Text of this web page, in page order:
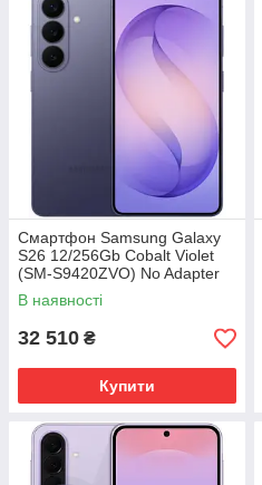
Смартфон Samsung Galaxy
S26 12/256Gb Cobalt Violet
(SM-S9420ZVO) No Adapter
Global version
В наявності
32 510 ₴
Купити